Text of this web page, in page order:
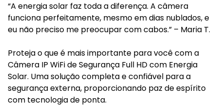
“A energia solar faz toda a diferença. A câmera
funciona perfeitamente, mesmo em dias nublados, e
eu não preciso me preocupar com cabos.” – Maria T.
Proteja o que é mais importante para você com a
Câmera IP WiFi de Segurança Full HD com Energia
Solar. Uma solução completa e confiável para a
segurança externa, proporcionando paz de espírito
com tecnologia de ponta.